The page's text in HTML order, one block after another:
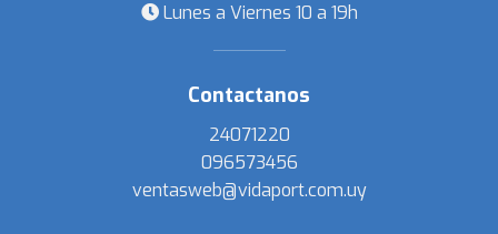
Lunes a Viernes 10 a 19h
Contactanos
24071220
096573456
ventasweb@vidaport.com.uy